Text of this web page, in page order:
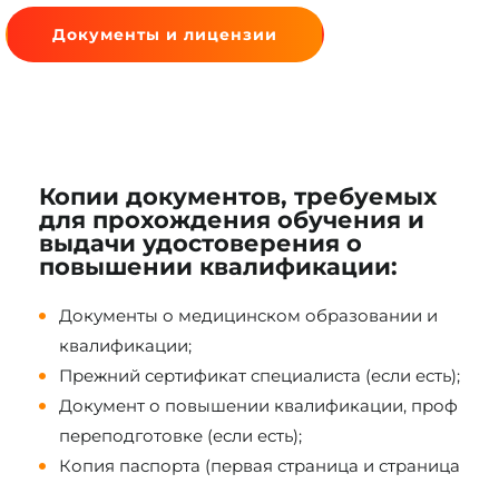
Документы и лицензии
Копии документов, требуемых
для прохождения обучения и
выдачи удостоверения о
повышении квалификации:
Документы о медицинском образовании и
квалификации;
Прежний сертификат специалиста (если есть);
Документ о повышении квалификации, проф
переподготовке (если есть);
Копия паспорта (первая страница и страница